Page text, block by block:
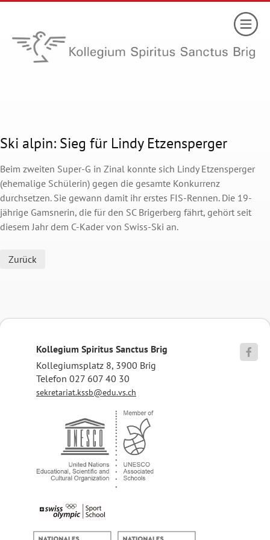
Ski alpin: Sieg für Lindy Etzensperger
Beim zweiten Super-G in Zinal konnte sich Lindy Etzensperger
(ehemalige Schülerin) gegen die gesamte Konkurrenz
durchsetzen. Sie gewann damit ihr erstes FIS-Rennen. Die 19-
jährige Gamsnerin, die für den SC Brigerberg fährt, gehört seit
diesem Jahr dem C-Kader von Swiss-Ski an.
Zurück
Kollegium Spiritus Sanctus Brig
Kollegiumsplatz 8, 3900 Brig
Telefon 027 607 40 30
sekretariat.kssb@edu.vs.ch
